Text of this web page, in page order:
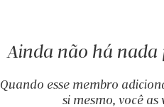
Ainda não há
Quando esse membro
si mesmo, você as